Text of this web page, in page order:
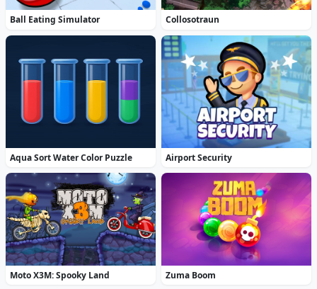
Ball Eating Simulator Collosotraun
Aqua Sort Water Color Puzzle Airport Security
Moto X3M: Spooky Land Zuma Boom